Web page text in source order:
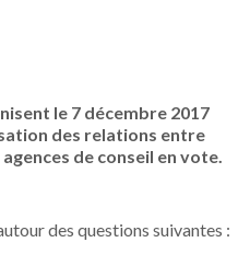
le 7 décembre 2017
des relations entre
de conseil en vote.
des questions suivantes :